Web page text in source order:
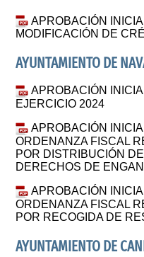
APROBACIÓN
MODIFICACIÓN DE
AYUNTAMIENTO DE
APROBACIÓN
EJERCICIO 2024
APROBACIÓN
ORDENANZA FISCAL
POR DISTRIBUCIÓN
DERECHOS DE
APROBACIÓN
ORDENANZA FISCAL
POR RECOGIDA DE
AYUNTAMIENTO DE